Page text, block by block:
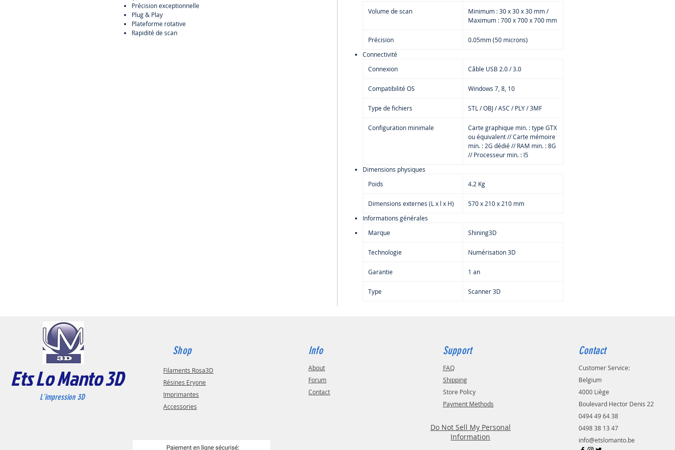
fois de chaque côté, de sorte qu'un
modèle complètement fermé est créé.
deux minutes pour un seul passage.
image unique est ensuite ajoutée à un
analyse unique prend environ huit
Le scanner utilise une projection
lumineuse et n'utilise pas de laser ou
Cela signifie qu'il peut être
utilisé sans hésitation dans un
environnement avec des enfants.
adapté pour une imprimante 3D La
fonction Auto-Meshing du logiciel de
numérisation crée des modèles étanches
et offre ainsi une intégration
transparente dans un processus
Le scanner peut être utilisé aussi bien
trépied fourni.
Précision exceptionnelle
Plug & Play
Plateforme rotative
Rapidité de scan
Volume de scan
Minimum : 30 x 30 x 30 mm /
Maximum : 700 x 700 x 700 mm
Précision
0.05mm (50 microns)
Connectivité
Connexion
Câble USB 2.0 / 3.0
Compatibilité OS Windows 7, 8, 10
Type de fichiers STL / OBJ / ASC / PLY / 3MF
Configuration minimale
Carte graphique min. : type GTX
ou équivalent // Carte mémoire
min. : 2G dédié // RAM min. : 8G
// Processeur min. : I5
Dimensions physiques
Poids
4.2 Kg
Dimensions externes (L x l x H)
570 x 210 x 210 mm
Informations générales
Marque
Shining3D
Technologie Numérisation 3D
Garantie 1 an
Type Scanner 3D
Ets Lo Manto 3D
L'impression 3D
Shop
Filaments Rosa3D
Résines Eryone
Imprimantes
Accessories
Info
About
Forum
Contact
Support
FAQ
Shipping
Store Policy
Payment Methods
Do Not Sell My Personal
Information
Contact
Customer Service:
Belgium
4000 Liège
Boulevard Hector Denis 22
0494 49 64 38
0498 38 13 47
info@etslomanto.be